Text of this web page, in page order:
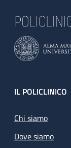
Footer
IL POLICLINICO
Chi siamo
Dove siamo